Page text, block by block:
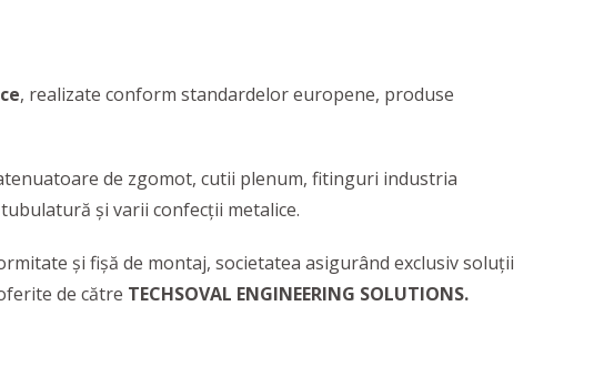
, realizate conform standardelor europene, produse
de zgomot, cutii plenum, fitinguri industria
și varii confecții metalice.
și fișă de montaj, societatea asigurând exclusiv soluții
de către TECHSOVAL ENGINEERING SOLUTIONS.